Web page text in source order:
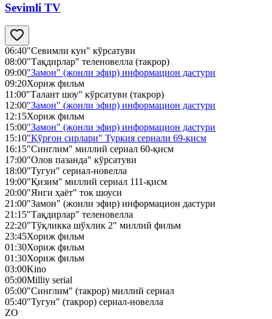
Sevimli TV
06:40"Севимли кун" кўрсатуви
08:00"Тақдирлар" теленовелла (такрор)
09:00"Замон" (жонли эфир) информацион дастури
09:20Хориж фильм
11:00"Талант шоу" кўрсатуви (такрор)
12:00"Замон" (жонли эфир) информацион дастури
12:15Хориж фильм
15:00"Замон" (жонли эфир) информацион дастури
15:10"Қўрғон сирлари" Туркия сериали 69-қисм
16:15"Синглим" миллий сериал 60-қисм
17:00"Олов пазанда" кўрсатуви
18:00"Тугун" сериал-новелла
19:00"Қизим" миллий сериал 111-қисм
20:00"Янги ҳаёт" ток шоуси
21:00"Замон" (жонли эфир) информацион дастури
21:15"Тақдирлар" теленовелла
22:20"Тўқликка шўхлик 2" миллий фильм
23:45Хориж фильм
01:30Хориж фильм
01:30Хориж фильм
03:00Kino
05:00Milliy serial
05:00"Синглим" (такрор) миллий сериал
05:40"Тугун" (такрор) сериал-новелла
ZO